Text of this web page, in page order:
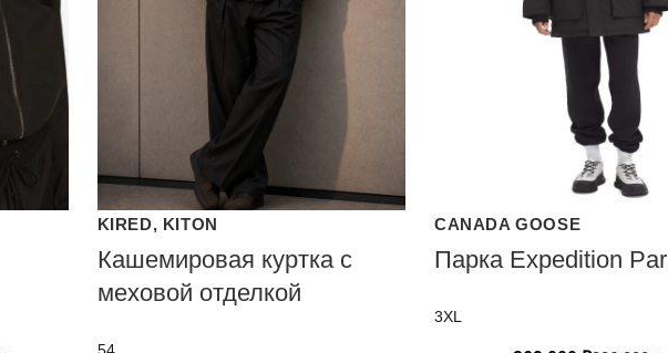
KIRED, KITON
Кашемировая куртка с
меховой отделкой
54
CANADA GOOSE
Парка Expedition
3XL